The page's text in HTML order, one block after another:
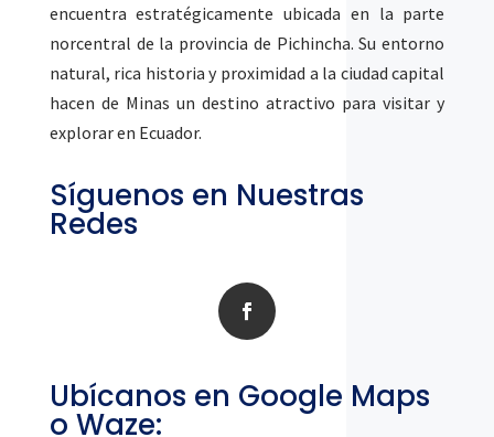
encuentra estratégicamente ubicada en la parte
norcentral de la provincia de Pichincha. Su entorno
natural, rica historia y proximidad a la ciudad capital
hacen de Minas un destino atractivo para visitar y
explorar en Ecuador.
Síguenos en Nuestras
Redes
Ubícanos en Google Maps
o Waze: